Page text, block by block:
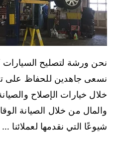
نحن ورشة لتصليح
نسعى جاهدين للحفاظ على
خلال خيارات الإصلاح
والمال من خلال الصيانة
شيوعًا التي نقدمها لعملائنا …